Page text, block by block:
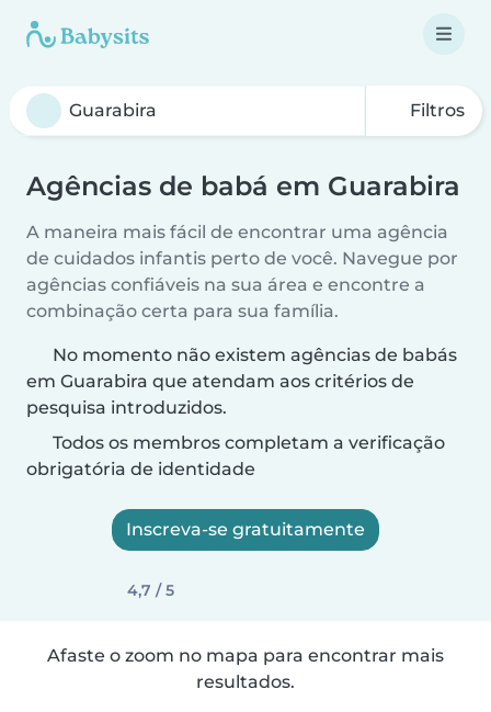
Filtros
Agências de babá em Guarabira
A maneira mais fácil de encontrar uma agência
de cuidados infantis perto de você. Navegue por
agências confiáveis na sua área e encontre a
combinação certa para sua família.
No momento não existem agências de babás
em Guarabira que atendam aos critérios de
pesquisa introduzidos.
Todos os membros completam a verificação
obrigatória de identidade
Inscreva-se gratuitamente
4,7 / 5
Afaste o zoom no mapa para encontrar mais
resultados.